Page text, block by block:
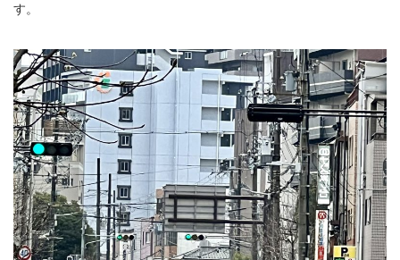
す。